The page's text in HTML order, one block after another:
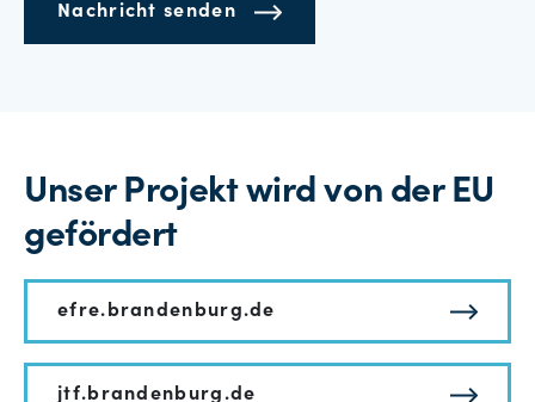
Nachricht senden
Unser Projekt wird von der EU
gefördert
efre.brandenburg.de
jtf.brandenburg.de